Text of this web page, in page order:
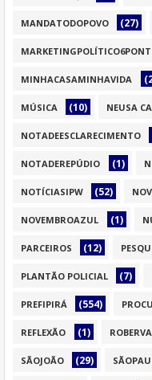
MANDATODOPOVO (27)
MINHACASAMINHAVIDA
MÚSICA (10) NEUSA
NOTADEESCLARECIMENTO
NOTADEREPÚDIO (1)
NOTÍCIASIPW (52)
NOVEMBROAZUL (1)
PARCEIROS (12)
PLANTÃO POLICIAL (7)
PREFIPIRÁ (554)
REFLEXÃO (1)
SÃOJOÃO (29)